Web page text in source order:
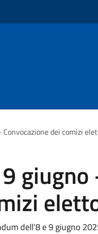
dei comizi
giugno
dell'8 e 9 giugno